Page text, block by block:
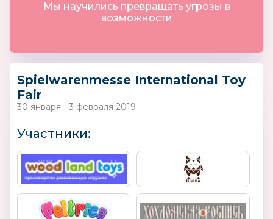
Мы научились превращать угрозы в
возможности
Spielwarenmesse International Toy
Fair
30 января - 3 февраля 2019
Участники: